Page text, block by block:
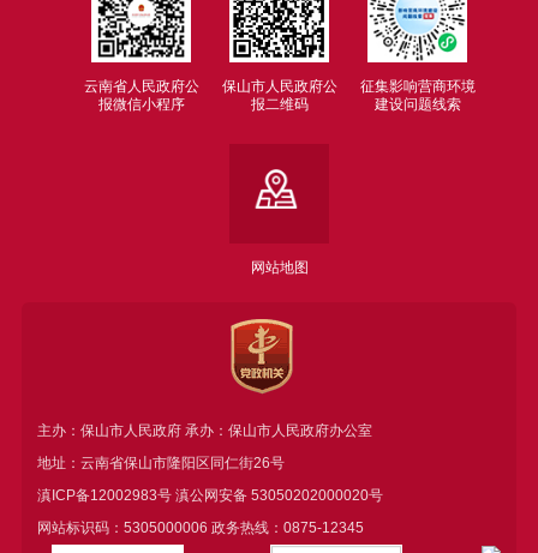
云南省人民政府公
报微信小程序
保山市人民政府公
报二维码
征集影响营商环境
建设问题线索
网站地图
主办：保山市人民政府 承办：保山市人民政府办公室
地址：云南省保山市隆阳区同仁街26号
滇ICP备12002983号滇公网安备 53050202000020号
网站标识码：5305000006 政务热线：0875-12345